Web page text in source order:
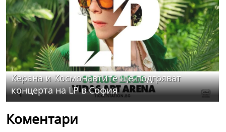
Керана и Космонавтите ще подгряват
концерта на LP в София
Коментари